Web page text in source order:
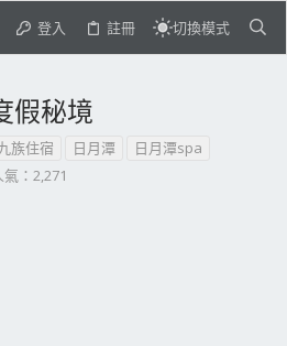
登入 註冊 切換模式
假秘境
族住宿 日月潭
日月潭spa
氣：2,271